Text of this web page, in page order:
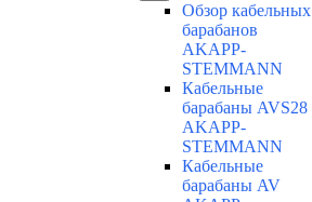
Обзор кабельных
барабанов
AKAPP-
STEMMANN
Кабельные
барабаны AVS28
AKAPP-
STEMMANN
Кабельные
барабаны AV